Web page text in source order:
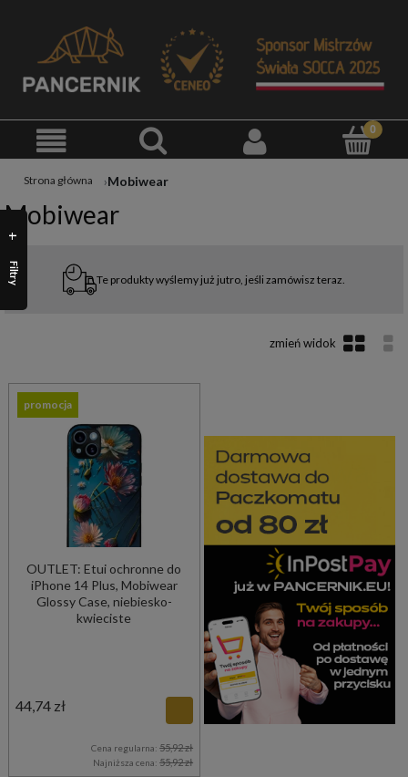
Strona główna Mobiwear
Mobiwear
Te produkty wyślemy już jutro, jeśli zamówisz teraz.
OUTLET: Etui ochronne do
iPhone 14 Plus, Mobiwear
Glossy Case, niebiesko-
kwieciste
44,74 zł
Cena regularna:55,92 zł
Najniższa cena:55,92 zł
promocja
Filtry